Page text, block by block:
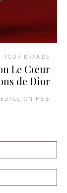
YOUR BRANDS
Le Cœur
de Dior
H&B